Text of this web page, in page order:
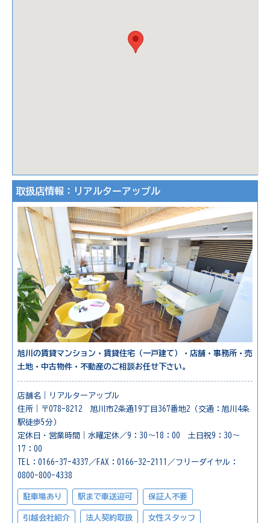
取扱店情報：リアルターアップル
旭川の賃貸マンション・賃貸住宅（一戸建て）・店舗・事務所・売
土地・中古物件・不動産のご相談お任せ下さい。
店舗名｜リアルターアップル
住所｜〒078-8212 旭川市2条通19丁目367番地2（交通：旭川4条
駅徒歩5分）
定休日・営業時間｜水曜定休／9：30～18：00 土日祝9：30～
17：00
TEL：0166-37-4337／FAX：0166-32-2111／フリーダイヤル：
0800-800-4338
駐車場あり 駅まで車送迎可 保証人不要
引越会社紹介 法人契約取扱 女性スタッフ